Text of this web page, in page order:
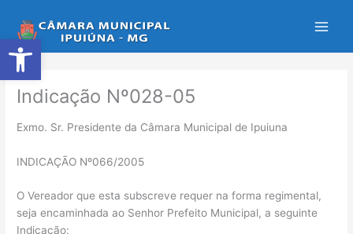
Abrir a barra de ferramentas
para
o
conteúdo
Indicação Nº028-05
Exmo. Sr. Presidente da Câmara Municipal de Ipuiuna
INDICAÇÃO Nº066/2005
O Vereador que esta subscreve requer na forma regimental,
seja encaminhada ao Senhor Prefeito Municipal, a seguinte
Indicação: